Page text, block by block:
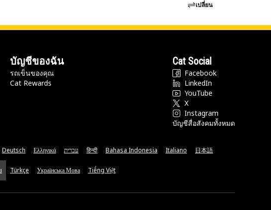
เปลี่ยน
บัญชีของฉัน
รถเข็นของคุณ
Cat Rewards
Cat Social
Facebook
LinkedIn
YouTube
X
Instagram
บัญชีสื่อสังคมทั้งหมด
Deutsch Ελληνικά עברית हिन्दी Bahasa Indonesia Italiano 日本語
Türkçe Українська Мова Tiếng Việt